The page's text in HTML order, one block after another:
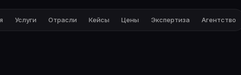
Услуги Отрасли Кейсы Цены Экспертиза Агентство